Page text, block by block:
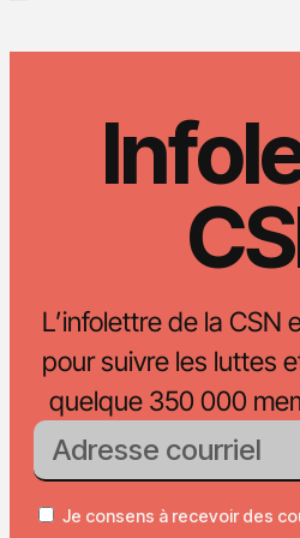
L’infolettre de la CSN
pour suivre les luttes
quelque 350 000
Je consens à recevoir des